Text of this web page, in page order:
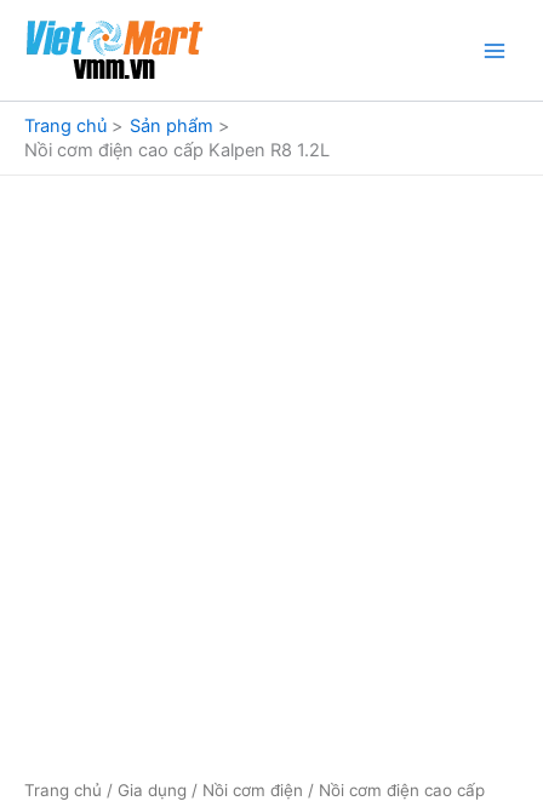
dung
Trang chủ
Sản phẩm
Nồi cơm điện cao cấp Kalpen R8 1.2L
Trang chủ / Gia dụng / Nồi cơm điện / Nồi cơm điện cao cấp